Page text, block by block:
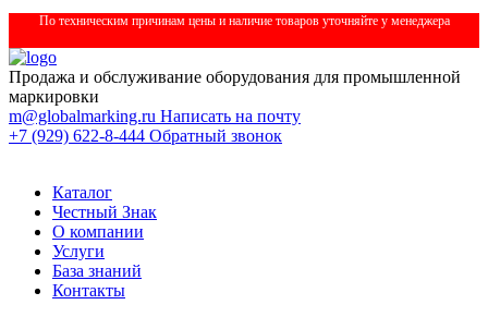
По техническим причинам цены и наличие товаров уточняйте у менеджера
Продажа и обслуживание оборудования для промышленной
маркировки
m@globalmarking.ru Написать на почту
+7 (929) 622-8-444 Обратный звонок
Каталог
Честный Знак
О компании
Услуги
База знаний
Контакты